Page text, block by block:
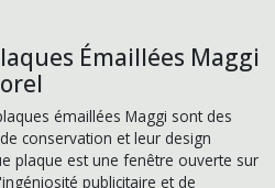
Émaillées Maggi
émaillées Maggi sont des
conservation et leur design
plaque est une fenêtre ouverte sur
publicitaire et de